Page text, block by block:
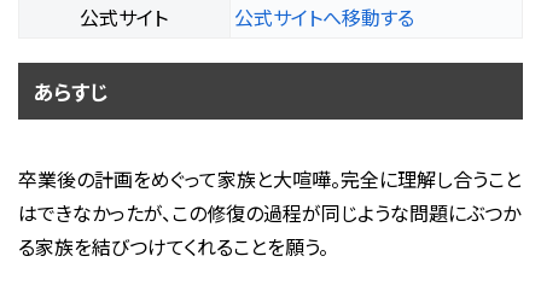
公式サイト
公式サイトへ移動する
あらすじ
卒業後の計画をめぐって家族と大喧嘩。完全に理解し合うこと
はできなかったが、この修復の過程が同じような問題にぶつか
る家族を結びつけてくれることを願う。